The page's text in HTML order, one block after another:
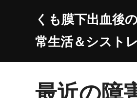
ツ
くも膜下出血後
常生活＆シストレ